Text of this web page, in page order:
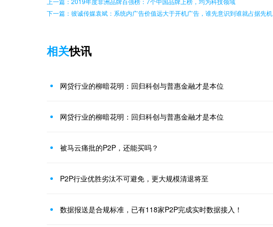
下一篇：彼诚传媒袁斌：系统内广告价值远大于开机广告，谁先意识到谁就占据先机
相关快讯
网贷行业的柳暗花明：回归科创与普惠金融才是本位
网贷行业的柳暗花明：回归科创与普惠金融才是本位
被马云痛批的P2P，还能买吗？
P2P行业优胜劣汰不可避免，更大规模清退将至
数据报送是合规标准，已有118家P2P完成实时数据接入！